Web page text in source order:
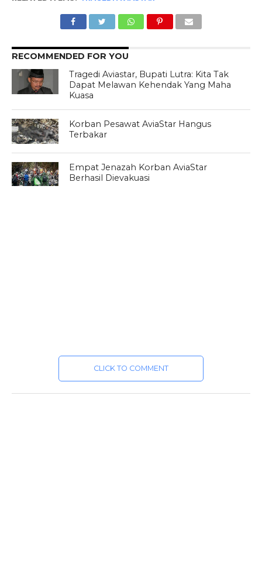
RECOMMENDED FOR YOU
Tragedi Aviastar, Bupati Lutra: Kita Tak
Dapat Melawan Kehendak Yang Maha
Kuasa
Korban Pesawat AviaStar Hangus
Terbakar
Empat Jenazah Korban AviaStar
Berhasil Dievakuasi
CLICK TO COMMENT